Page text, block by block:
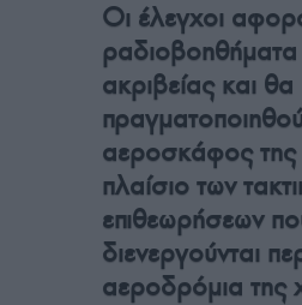
Οι έλεγχοι
ακριβείας και θα
αεροσκάφος
πλαίσιο των
επιθεωρήσεων
διενεργούνται
αεροδρόμια της